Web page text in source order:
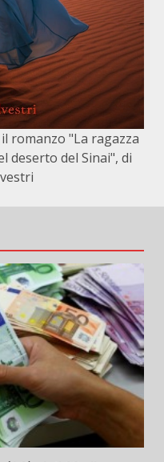
romanzo "La ragazza
deserto del Sinai", di